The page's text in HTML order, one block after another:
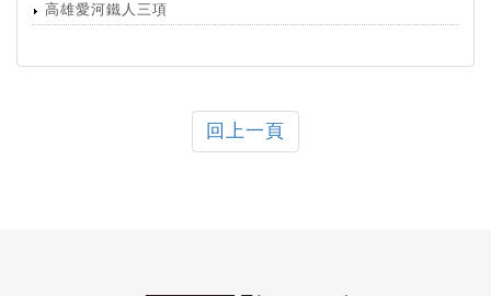
高雄愛河鐵人三項
回上一頁